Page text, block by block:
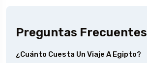
Preguntas Frecuentes
¿Cuánto Cuesta Un Viaje A Egipto?